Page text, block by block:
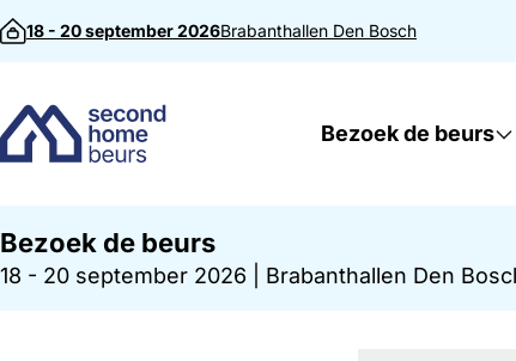
Direct naar inhoud
18 - 20 september 2026Brabanthallen Den Bosch
Bezoek de beurs
Bezoek de beurs
18 - 20 september 2026 Brabanthallen Den